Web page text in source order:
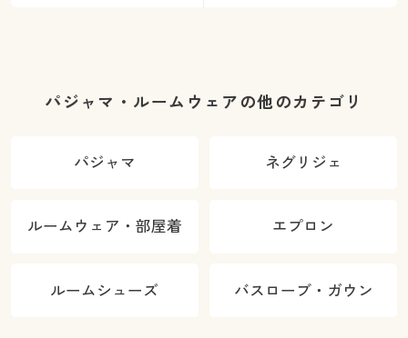
パジャマ・ルームウェアの他のカテゴリ
パジャマ ネグリジェ
ルームウェア・部屋着 エプロン
ルームシューズ バスローブ・ガウン